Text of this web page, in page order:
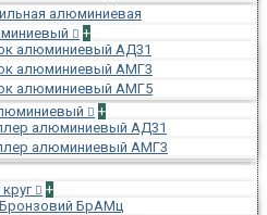
алюминиевая
+
алюминиевый АД31
алюминиевый АМГ3
алюминиевый АМГ5
+
алюминиевый АД31
алюминиевый АМГ3
+
Бронзовий БрАМц